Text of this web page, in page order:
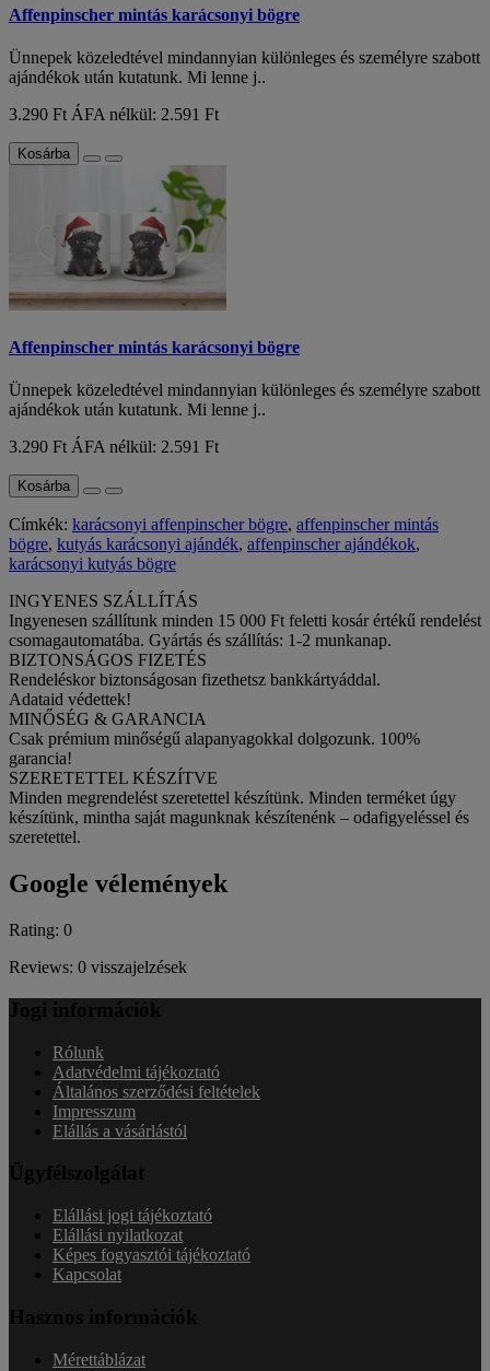
Affenpinscher mintás karácsonyi bögre
Ünnepek közeledtével mindannyian különleges és személyre szabott
ajándékok után kutatunk. Mi lenne j..
3.290 Ft ÁFA nélkül: 2.591 Ft
Kosárba
Affenpinscher mintás karácsonyi bögre
Ünnepek közeledtével mindannyian különleges és személyre szabott
ajándékok után kutatunk. Mi lenne j..
3.290 FtÁFA nélkül: 2.591 Ft
Kosárba
Címkék: karácsonyi affenpinscher bögre, affenpinscher mintás
bögre, kutyás karácsonyi ajándék, affenpinscher ajándékok,
karácsonyi kutyás bögre
INGYENES SZÁLLÍTÁS
Ingyenesen szállítunk minden 15 000 Ft feletti kosár értékű rendelést
csomagautomatába. Gyártás és szállítás: 1-2 munkanap.
BIZTONSÁGOS FIZETÉS
Rendeléskor biztonságosan fizethetsz bankkártyáddal.
Adataid védettek!
MINŐSÉG & GARANCIA
Csak prémium minőségű alapanyagokkal dolgozunk. 100%
garancia!
SZERETETTEL KÉSZÍTVE
Minden megrendelést szeretettel készítünk. Minden terméket úgy
készítünk, mintha saját magunknak készítenénk – odafigyeléssel és
szeretettel.
Google vélemények
Rating: 0
Reviews: 0 visszajelzések
Jogi információk
Rólunk
Adatvédelmi tájékoztató
Általános szerződési feltételek
Impresszum
Elállás a vásárlástól
Ügyfélszolgálat
Elállási jogi tájékoztató
Elállási nyilatkozat
Képes fogyasztói tájékoztató
Kapcsolat
Hasznos információk
Mérettáblázat